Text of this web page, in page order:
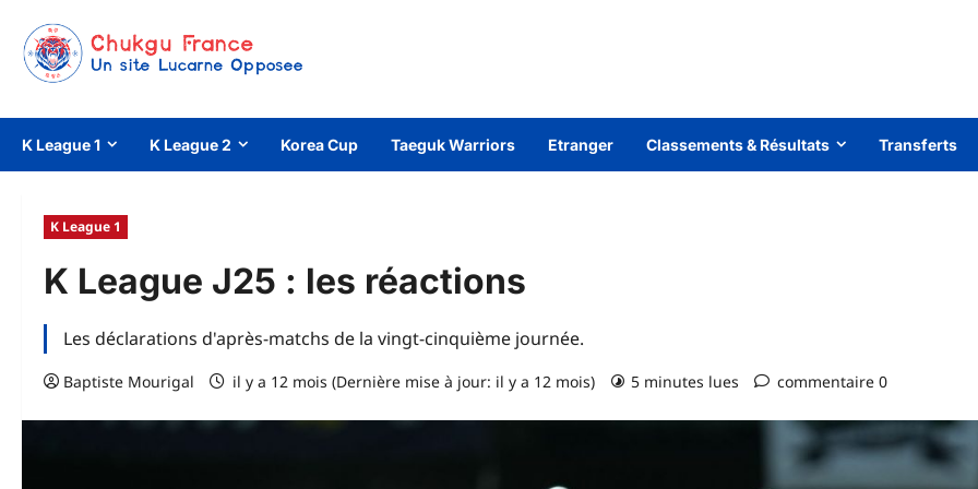
contenu
K League 1 K League 2 Korea Cup Taeguk Warriors Etranger Classements & Résultats Transferts
K League 1
K League J25 : les réactions
Les déclarations d'après-matchs de la vingt-cinquième journée.
Baptiste Mourigal il y a 12 mois (Dernière mise à jour: il y a 12 mois) 5 minutes lues commentaire 0